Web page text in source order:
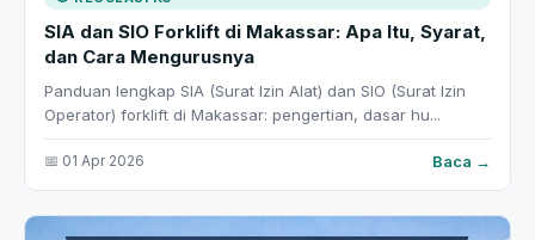
SIA dan SIO Forklift di Makassar: Apa Itu, Syarat,
dan Cara Mengurusnya
Panduan lengkap SIA (Surat Izin Alat) dan SIO (Surat Izin
Operator) forklift di Makassar: pengertian, dasar hu...
📅 01 Apr 2026 Baca →